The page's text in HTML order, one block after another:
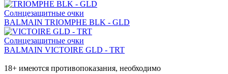
Солнцезащитные очки
BALMAIN TRIOMPHE BLK - GLD
Солнцезащитные очки
BALMAIN VICTOIRE GLD - TRT
18+ имеются противопоказания, необходимо